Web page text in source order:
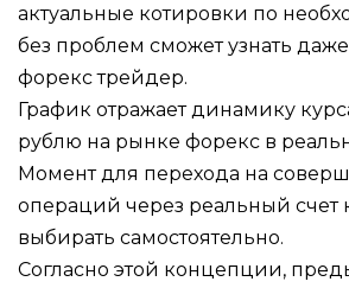
актуальные котировки по
без проблем сможет узнать
форекс трейдер.
График отражает динамику
рублю на рынке форекс в
Момент для перехода на
операций через реальный
выбирать самостоятельно.
Согласно этой концепции,